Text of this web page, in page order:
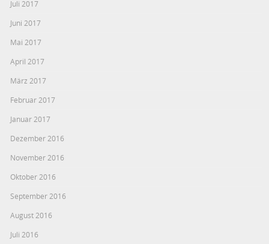
Juli 2017
Juni 2017
Mai 2017
April 2017
März 2017
Februar 2017
Januar 2017
Dezember 2016
November 2016
Oktober 2016
September 2016
August 2016
Juli 2016